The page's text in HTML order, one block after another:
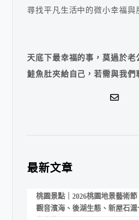
尋找平凡生活中的微小幸福與
天底下最幸福的事，莫過於老
鮭魚肚夾給自己，若需與我們
最新文章
桃園景點｜2026桃園地景藝術節
觀音濱海、後湖生態、新屋石滬